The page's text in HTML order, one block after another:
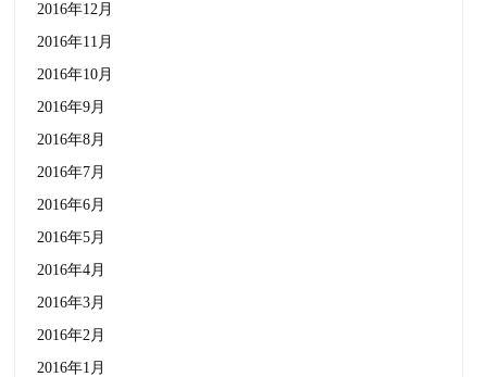
2016年12月
2016年11月
2016年10月
2016年9月
2016年8月
2016年7月
2016年6月
2016年5月
2016年4月
2016年3月
2016年2月
2016年1月